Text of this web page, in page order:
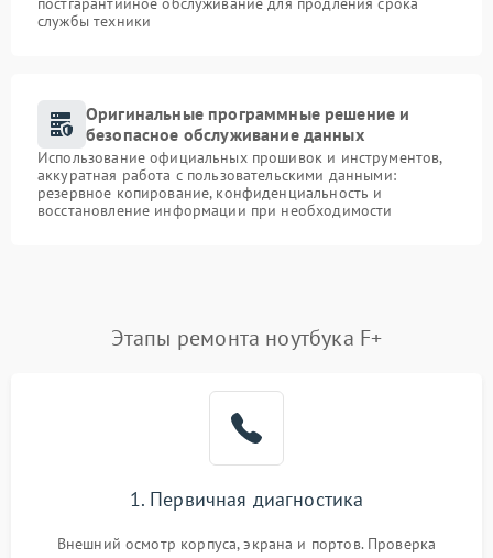
службы техники
Оригинальные программные решение и
безопасное обслуживание данных
Использование официальных прошивок и инструментов,
аккуратная работа с пользовательскими данными:
резервное копирование, конфиденциальность и
восстановление информации при необходимости
Этапы ремонта ноутбука F+
1. Первичная диагностика
Внешний осмотр корпуса, экрана и портов. Проверка